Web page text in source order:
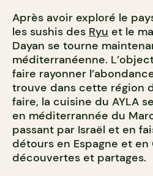
Après avoir exploré le
les sushis des Ryu et le
Dayan se tourne
méditerranéenne.
faire rayonner
trouve dans cette région
faire, la cuisine du AYLA
en méditerrannée du
passant par Israël et en
détours en Espagne et en
découvertes et partages.